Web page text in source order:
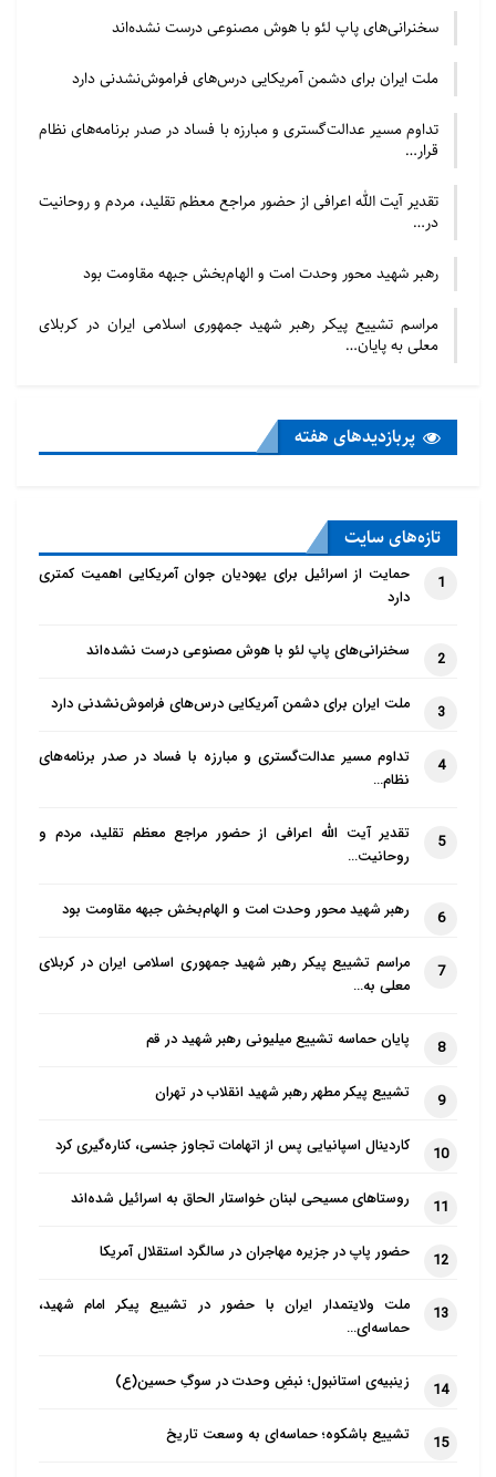
سخنرانی‌های پاپ لئو با هوش مصنوعی درست نشده‌اند
ملت ایران برای دشمن آمریکایی درس‌های فراموش‌نشدنی دارد
تداوم مسیر عدالت‌گستری و مبارزه با فساد در صدر برنامه‌های نظام
قرار…
تقدیر آیت الله اعرافی از حضور مراجع معظم تقلید، مردم و روحانیت
در…
رهبر شهید محور وحدت امت و الهام‌بخش جبهه مقاومت بود
مراسم تشییع پیکر رهبر شهید جمهوری اسلامی ایران در کربلای
معلی به پایان…
پربازدید‌های هفته
تازه‌‌های سایت
1
حمایت از اسرائیل برای یهودیان جوان آمریکایی اهمیت کمتری
دارد
2 سخنرانی‌های پاپ لئو با هوش مصنوعی درست نشده‌اند
3 ملت ایران برای دشمن آمریکایی درس‌های فراموش‌نشدنی دارد
4
تداوم مسیر عدالت‌گستری و مبارزه با فساد در صدر برنامه‌های
نظام…
5
تقدیر آیت الله اعرافی از حضور مراجع معظم تقلید، مردم و
روحانیت…
6 رهبر شهید محور وحدت امت و الهام‌بخش جبهه مقاومت بود
7
مراسم تشییع پیکر رهبر شهید جمهوری اسلامی ایران در کربلای
معلی به…
8 پایان حماسه تشییع میلیونی رهبر شهید در قم
9 تشییع پیکر مطهر رهبر شهید انقلاب در تهران
10 کاردینال اسپانیایی پس از اتهامات تجاوز جنسی، کناره‌گیری کرد
11 روستاهای مسیحی لبنان خواستار الحاق به اسرائیل شده‌اند
12 حضور پاپ در جزیره مهاجران در سالگرد استقلال آمریکا
13
ملت ولایتمدار ایران با حضور در تشییع پیکر امام شهید،
حماسه‌ای…
14 زینبیه‌ی استانبول؛ نبضِ وحدت در سوگِ حسین(ع)
15 تشییع باشکوه؛ حماسه‌ای به وسعت تاریخ